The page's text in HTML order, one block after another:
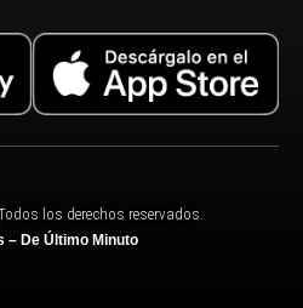
los derechos reservados.
– De Último Minuto